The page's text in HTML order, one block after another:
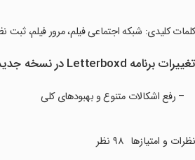
‏کلمات کلیدی: شبکه اجتماعی فیلم، مرور فیلم،
تغییرات برنامه Letterboxd در نسخه جدید
– رفع اشکالات متنوع و بهبودهای کلی
نظرات و امتیازها